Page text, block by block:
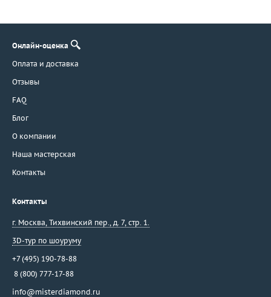
Онлайн-оценка
Оплата и доставка
Отзывы
FAQ
Блог
О компании
Наша мастерская
Контакты
Контакты
г. Москва Тихвинский пер., д. 7, стр. 1.
3D-тур по шоуруму
+7 (495) 190-78-88
8 (800) 777-17-88
info@misterdiamond.ru